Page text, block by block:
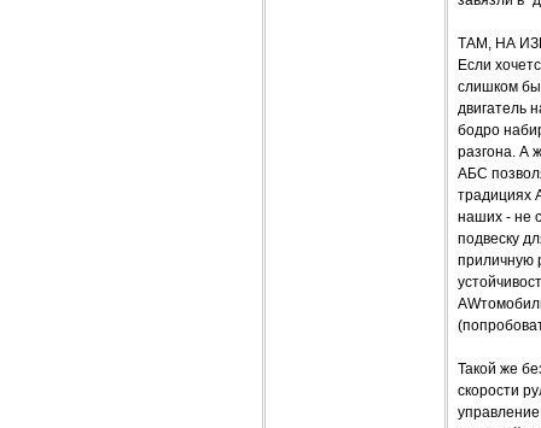
ТАМ, НА
Если
слишком
двигатель
бодро
разгона. А
АБС
традициях
наших - не
подвеску
приличную
Такой же
скорости